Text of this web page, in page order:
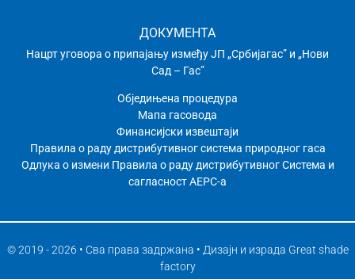
ДОКУМЕНТА
Нацрт уговора о припајању између ЈП „Србијагас” и „Нови
Сад – Гас”
Обједињена процедура
Мапа гасовода
Финансијски извештаји
Правила о раду дистрибутивног системa природног гаса
Одлука о измени Правила о раду дистрибутивног Система и
сагласност АЕРС-а
© 2019 - 2026 • Сва права задржана • Дизајн и израда Great shade
factory